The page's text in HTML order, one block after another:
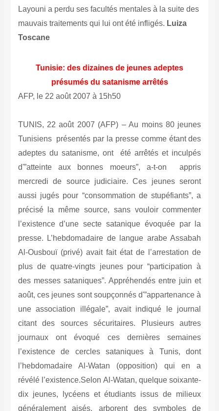
Layouni a perdu ses facultés mentales à la suite des
mauvais traitements qui lui ont été infligés. Luiza
Toscane
Tunisie: des dizaines de jeunes adeptes
présumés du satanisme arrêtés
AFP, le 22 août 2007 à 15h50
TUNIS, 22 août 2007 (AFP) –Au moins 80 jeunes
Tunisiens présentés par la presse comme étant des
adeptes du satanisme, ont été arrêtés et inculpés
d'”atteinte aux bonnes moeurs”, a-t-on appris
mercredi de source judiciaire. Ces jeunes seront
aussi jugés pour “consommation de stupéfiants”, a
précisé la même source, sans vouloir commenter
l’existence d’une secte satanique évoquée par la
presse. L’hebdomadaire de langue arabe Assabah
Al-Ousbouï (privé) avait fait état de l’arrestation de
plus de quatre-vingts jeunes pour “participation à
des messes sataniques”. Appréhendés entre juin et
août, ces jeunes sont soupçonnés d'”appartenance à
une association illégale”, avait indiqué le journal
citant des sources sécuritaires. Plusieurs autres
journaux ont évoqué ces dernières semaines
l’existence de cercles sataniques à Tunis, dont
l’hebdomadaire Al-Watan (opposition) qui en a
révélé l’existence.Selon Al-Watan, quelque soixante-
dix jeunes, lycéens et étudiants issus de milieux
généralement aisés, arborent des symboles de